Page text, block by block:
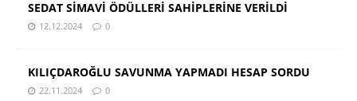
SEDAT SİMAVİ ÖDÜLLERİ SAHİPLERİNE VERİLDİ
12.12.2024 0
KILIÇDAROĞLU SAVUNMA YAPMADI HESAP SORDU
22.11.2024 0